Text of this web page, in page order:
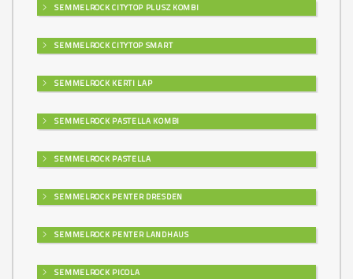
SEMMELROCK CITYTOP PLUSZ KOMBI
SEMMELROCK CITYTOP SMART
SEMMELROCK KERTI LAP
SEMMELROCK PASTELLA KOMBI
SEMMELROCK PASTELLA
SEMMELROCK PENTER DRESDEN
SEMMELROCK PENTER LANDHAUS
SEMMELROCK PICOLA